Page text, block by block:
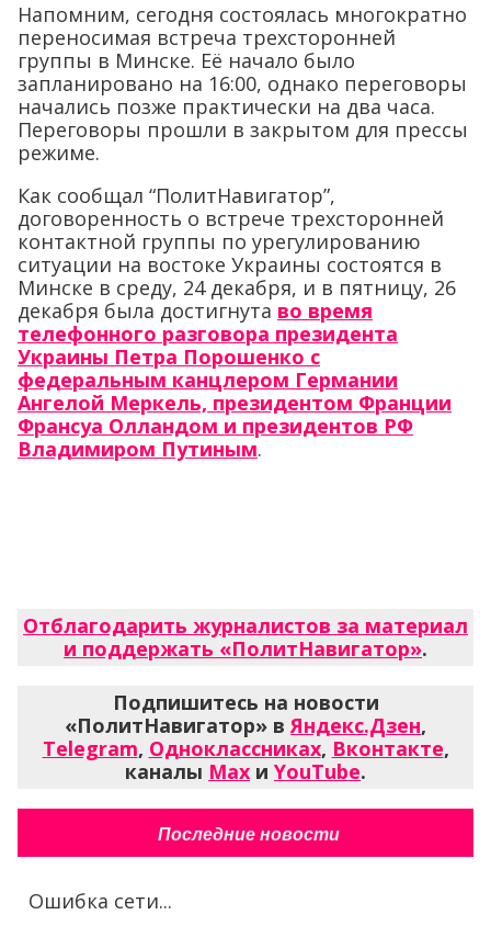
Напомним, сегодня состоялась многократно
переносимая встреча трехсторонней
группы в Минске. Её начало было
запланировано на 16:00, однако переговоры
начались позже практически на два часа.
Переговоры прошли в закрытом для прессы
режиме.
Как сообщал “ПолитНавигатор”,
договоренность о встрече трехсторонней
контактной группы по урегулированию
ситуации на востоке Украины состоятся в
Минске в среду, 24 декабря, и в пятницу, 26
декабря была достигнута во время
телефонного разговора президента
Украины Петра Порошенко с
федеральным канцлером Германии
Ангелой Меркель, президентом Франции
Франсуа Олландом и президентов РФ
Владимиром Путиным.
Отблагодарить журналистов за материал
и поддержать «ПолитНавигатор».
Подпишитесь на новости
«ПолитНавигатор» вЯндекс.Дзен,
Telegram, Одноклассниках, Вконтакте,
каналы Max и YouTube.
Последние новости
Ошибка сети...